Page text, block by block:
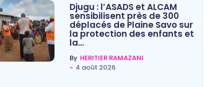
Djugu : l’ASADS et ALCAM
sensibilisent près de 300
déplacés de Plaine Savo sur
la protection des enfants et
la…
By HERITIER RAMAZANI
~ 4 août 2026